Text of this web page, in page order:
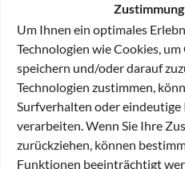
Um Ihnen ein optimales
Technologien wie Cookies,
speichern und/oder darauf
Technologien zustimmen,
Surfverhalten oder eindeutige
verarbeiten. Wenn Sie Ihre
zurückziehen, können
Funktionen beeinträchtigt
Erstmalig wird die
am Staatstheater in Vollzeit
und französische
Theaterarbeit vereinen und
grenzüberschreitenden
Kooperation mit französischen
Region Moselle, Grand-Est,
nun vertieft werden. Geplant